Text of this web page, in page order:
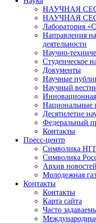
НАУЧНАЯ
НАУЧНАЯ
Лаборатория
Направления
деятельности
Научно-
Студенческое
Документы
Научные
Научный
Инновационная
Национальные
Десятилетие
Федеральный
Контакты
Пресс-центр
Символика
Символика
Архив новостей
Молодежная
Контакты
Контакты
Карта сайта
Часто